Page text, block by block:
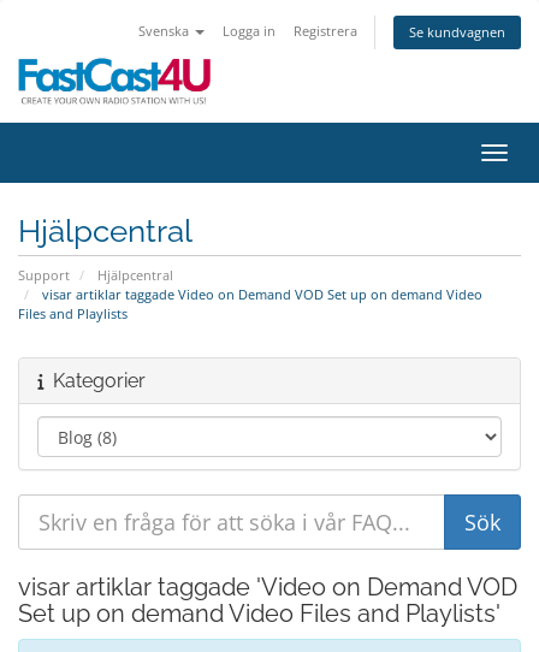
Svenska Logga in Registrera Se kundvagnen
Hjälpcentral
Support
Hjälpcentral
visar artiklar taggade Video on Demand VOD Set up on demand Video
Files and Playlists
Kategorier
visar artiklar taggade 'Video on Demand VOD
Set up on demand Video Files and Playlists'